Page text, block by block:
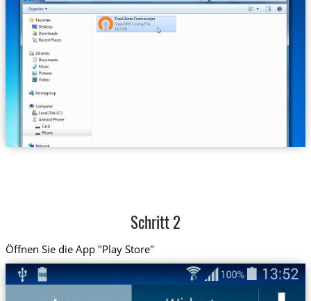
Trust.Zone-France.ovpn
Schritt 2
Öffnen Sie die App "Play Store"